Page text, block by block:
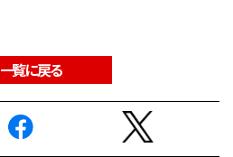
一覧に戻る